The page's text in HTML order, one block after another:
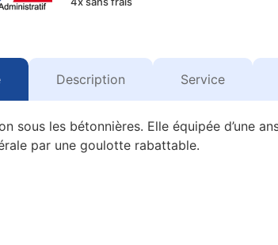
Description Service
sous les bétonnières. Elle équipée d’une
par une goulotte rabattable.